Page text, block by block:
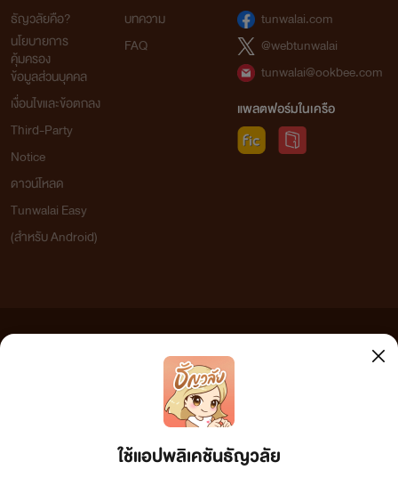
ใช้แอปพลิเคชันธัญวลัย
ธัญวลัยคือ?
นโยบายการ
คุ้มครอง
ข้อมูลส่วนบุคคล
เงื่อนไขและข้อตกลง
Third-Party
Notice
ดาวน์โหลด
Tunwalai Easy
(สำหรับ Android)
บทความ
FAQ
tunwalai.com
@webtunwalai
tunwalai@ookbee.com
แพลตฟอร์มในเครือ
เว็บไซต์แห่งนี้ไม่ได้เห็นด้วยและไม่ขอรับผิดชอบต่อข้อความใดๆ ทั้งสิ้น ดังนั้นผู้อ่านทุกท่านโปรดใช้
วิจารณญาณในการกลั่นกรองด้วยตนเอง และหากท่านพบข้อความใดๆ ที่ขัดต่อกฎหมายและศีลธรรม
กรุณาแจ้งมาที่ tunwalai@ookbee.com เพื่อทีมงานจะได้ดำเนินการในทันที ทั้งนี้ ทางเว็บไซต์ขอสงวน
ลิขสิทธิ์ตามพระราชบัญญัติลิขสิทธิ์ (ฉบับเพิ่มเติม) พ.ศ.2558